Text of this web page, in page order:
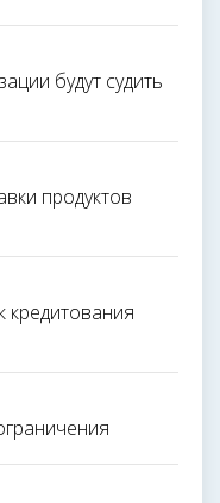
будут судить
продуктов
кредитования